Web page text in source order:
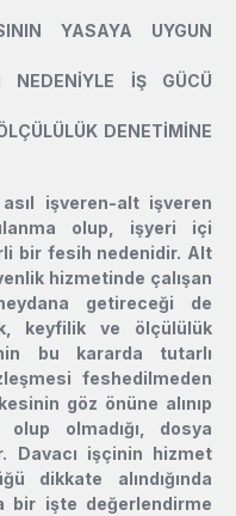
YASAYA UYGUN
NEDENİYLE İŞ GÜCÜ
DENETİMİNE
işveren-alt işveren
olup, işyeri içi
bir fesih nedenidir. Alt
hizmetinde çalışan
getireceği de
keyfilik ve ölçülülük
bu kararda tutarlı
feshedilmeden
göz önüne alınıp
olup olmadığı, dosya
Davacı işçinin hizmet
dikkate alındığında
bir işte değerlendirme